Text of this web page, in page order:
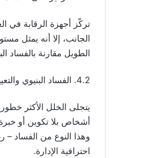
تركّز أجهزة الرقابة في
الجانب، إلا أنه يمثل
الطويل مقارنة بالفساد
4.2. الفساد البنيوي والتعيين خارج المساطر
يتجلى الخلل الأكثر
أشخاص بلا تكوين أو
وهذا النوع من الفساد –
احترافية الإدارة.